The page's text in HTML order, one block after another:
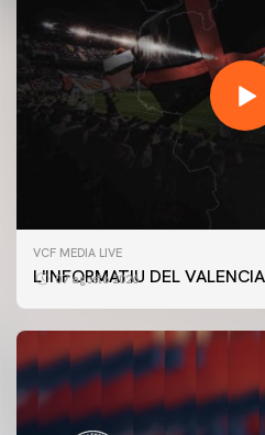
VCF MEDIA LIVE
L'INFORMATIU DEL
07 agosto 2026